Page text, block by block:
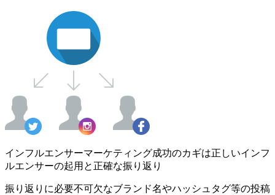
インフルエンサーマーケティング成功のカギは正しいインフ
ルエンサーの起用と正確な振り返り
振り返りに必要不可欠なブランド名やハッシュタグ等の投稿